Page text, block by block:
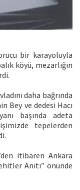
bir karayoluyla
köyü, mezarlığın
daha bağrında
Bey ve dedesi Hacı
başında adeta
tepelerden
itibaren Ankara
Anıtı” önünde